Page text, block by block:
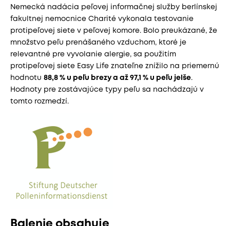
Nemecká nadácia peľovej informačnej služby berlínskej
fakultnej nemocnice Charité vykonala testovanie
protipeľovej siete v peľovej komore. Bolo preukázané, že
množstvo peľu prenášaného vzduchom, ktoré je
relevantné pre vyvolanie alergie, sa použitím
protipeľovej siete Easy Life znateľne znížilo na priemernú
hodnotu 88,8 % u peľu brezy a až 97,1 % u peľu jelše.
Hodnoty pre zostávajúce typy peľu sa nachádzajú v
tomto rozmedzí.
Balenie obsahuje